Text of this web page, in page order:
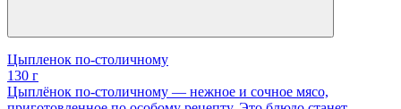
Цыпленок по-столичному
130 г
Цыплёнок по-столичному — нежное и сочное мясо,